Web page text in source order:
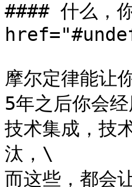
#### 什么，
摩尔定律能让
5年之后你会
技术集成，技
汰，\
而这些，都会